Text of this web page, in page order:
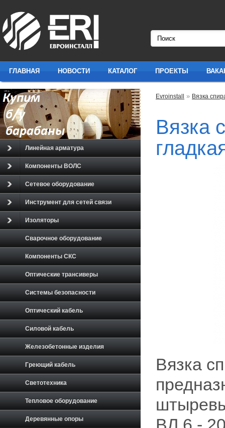
ГЛАВНАЯ НОВОСТИ КАТАЛОГ ПРОЕКТЫ
Evroinstall » Вязка
Вязка
Вязка
Линейная арматура
Компоненты ВОЛС
Сетевое оборудование
Инструмент для сетей связи
Изоляторы
Сварочное оборудование
Компоненты СКС
Оптические трансиверы
Системы безопасности
Оптический кабель
Силовой кабель
Железобетонные изделия
Греющий кабель
Светотехника
Тепловое оборудование
Деревянные опоры